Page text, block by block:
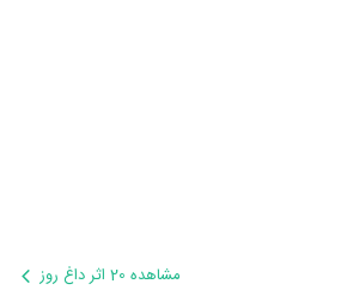
مشاهده 20 اثر داغ روز